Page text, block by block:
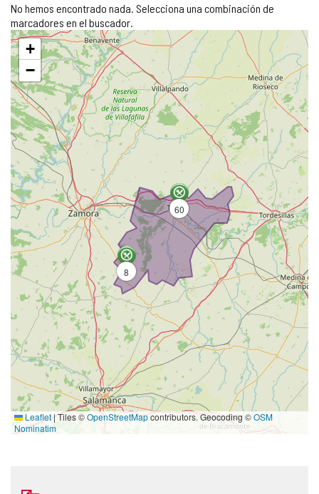
No hemos encontrado nada. Selecciona una combinación de
marcadores en el buscador.
Saltar
mapa
8
60
+
−
Leaflet|Tiles ©OpenStreetMapcontributors. Geocoding ©OSM
Nominatim